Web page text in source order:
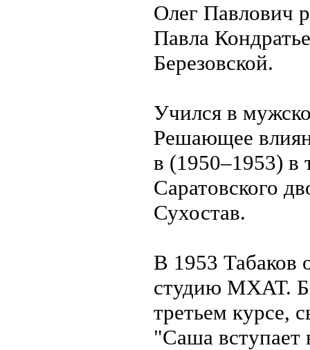
Олег Павлович
Павла
Березовской.
Учился в
Решающее
в (1950–1953) в
Саратовского
Сухостав.
В 1953 Табаков
студию МХАТ.
третьем курсе,
"Саша